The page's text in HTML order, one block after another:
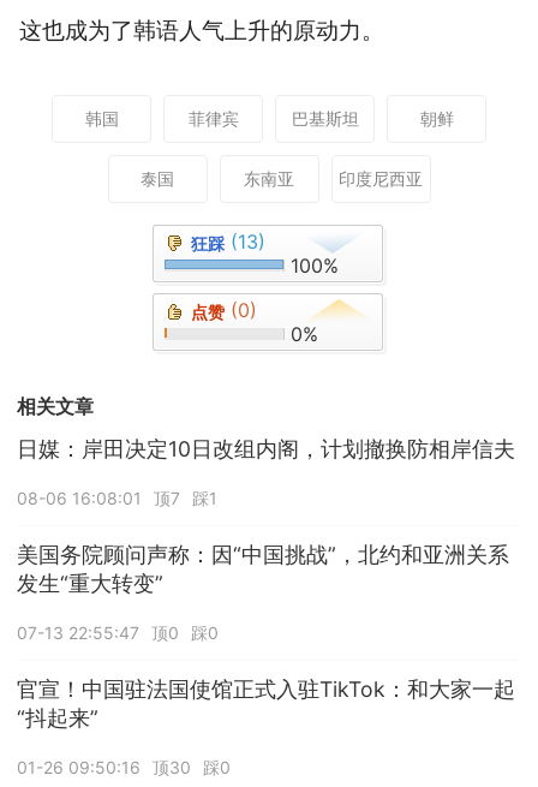
这也成为了韩语人气上升的原动力。
韩国 菲律宾 巴基斯坦 朝鲜
泰国 东南亚 印度尼西亚
狂踩 (13)
100%
点赞 (0)
0%
相关文章
日媒：岸田决定10日改组内阁，计划撤换防相岸信夫
08-06 16:08:01 顶7 踩1
美国务院顾问声称：因“中国挑战”，北约和亚洲关系
发生“重大转变”
07-13 22:55:47 顶0 踩0
官宣！中国驻法国使馆正式入驻TikTok：和大家一起
“抖起来”
01-26 09:50:16 顶30 踩0